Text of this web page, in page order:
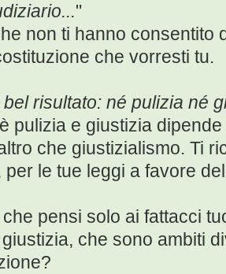
"
non ti hanno consentito
che vorresti tu.
risultato: né pulizia né
pulizia e giustizia
che giustizialismo. Ti
per le tue leggi a favore
pensi solo ai fattacci
che sono ambiti